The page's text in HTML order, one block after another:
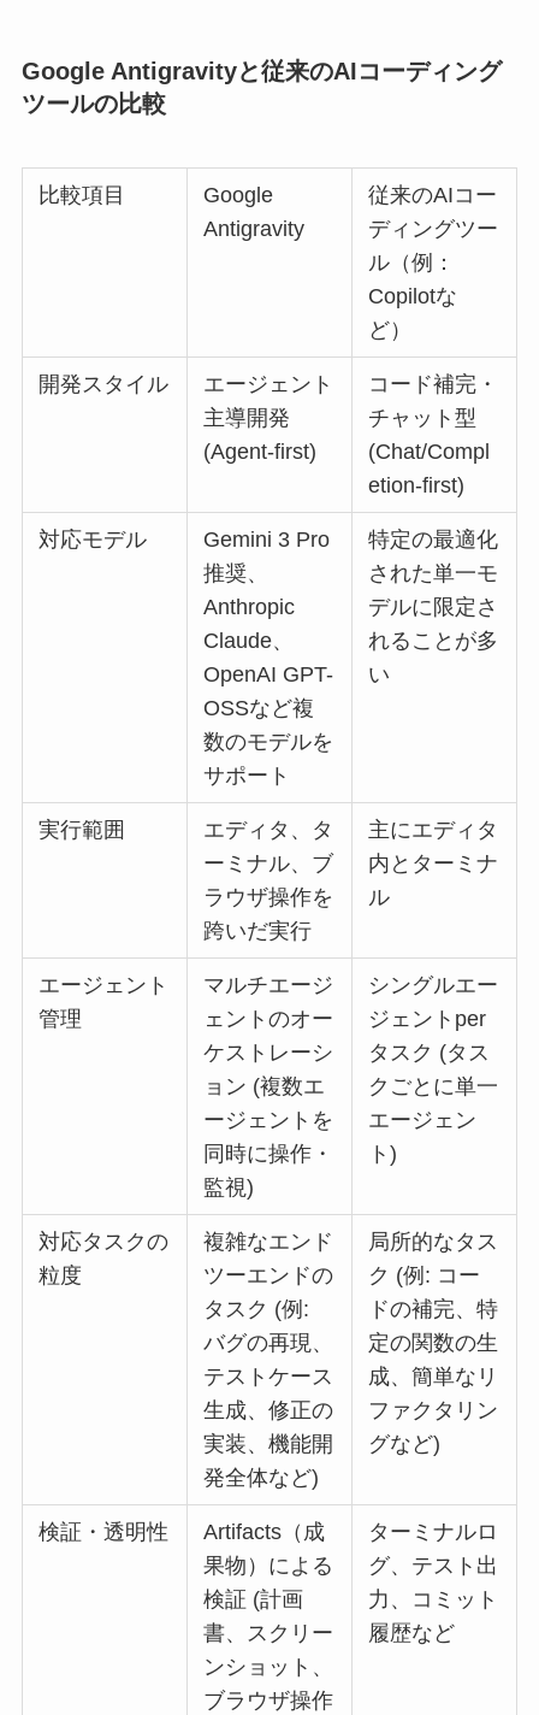
Google Antigravityと従来のAIコーディング
ツールの比較
比較項目
Google
Antigravity
従来のAIコー
ディングツー
ル（例：
Copilotな
ど）
開発スタイル
エージェント
主導開発
(Agent-first)
コード補完・
チャット型
(Chat/Compl
etion-first)
対応モデル
Gemini 3 Pro
推奨、
Anthropic
Claude、
OpenAI GPT-
OSSなど複
数のモデルを
サポート
特定の最適化
された単一モ
デルに限定さ
れることが多
い
実行範囲
エディタ、タ
ーミナル、ブ
ラウザ操作を
跨いだ実行
主にエディタ
内とターミナ
ル
エージェント
管理
マルチエージ
ェントのオー
ケストレーシ
ョン (複数エ
ージェントを
同時に操作・
監視)
シングルエー
ジェントper
タスク (タス
クごとに単一
エージェン
ト)
対応タスクの
粒度
複雑なエンド
ツーエンドの
タスク (例:
バグの再現、
テストケース
生成、修正の
実装、機能開
発全体など)
局所的なタス
ク (例: コー
ドの補完、特
定の関数の生
成、簡単なリ
ファクタリン
グなど)
検証・透明性
Artifacts（成
果物）による
検証 (計画
書、スクリー
ンショット、
ブラウザ操作
ターミナルロ
グ、テスト出
力、コミット
履歴など